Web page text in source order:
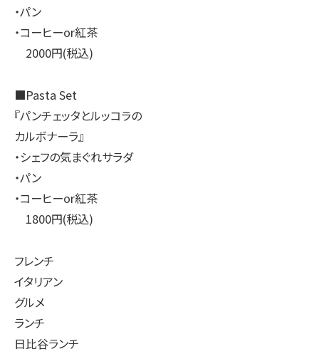
・パン
・コーヒーor紅茶
2000円(税込)
■Pasta Set
『パンチェッタとルッコラの
カルボナーラ』
・シェフの気まぐれサラダ
・パン
・コーヒーor紅茶
1800円(税込)
フレンチ
イタリアン
グルメ
ランチ
日比谷ランチ